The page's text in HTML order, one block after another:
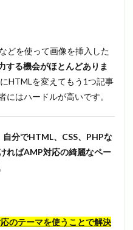
どを使って画像を挿入した
する機会がほとんどありま
HTMLを変えてもう1つ記事
にはハードルが高いです。
自分でHTML、CSS、PHPな
ればAMP対応の綺麗なペー
のテーマを使うことで解決